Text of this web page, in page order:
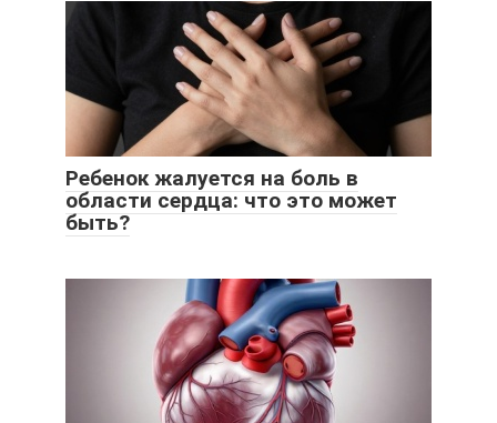
Ребенок жалуется на боль в
области сердца: что это может
быть?